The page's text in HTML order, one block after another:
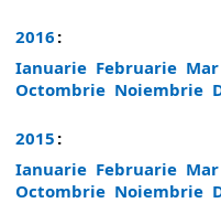
2016 :
Ianuarie Februarie Mar
Octombrie Noiembrie
2015 :
Ianuarie Februarie Mar
Octombrie Noiembrie